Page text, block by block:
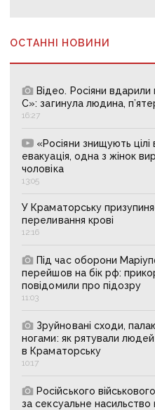
ОСТАННІ НОВИНИ
Відео. Росіяни
С»: загинула людина,
16:27
«Росіяни знищують
евакуація, одна з жінок
чоловіка
13:05
У Краматорську
переливання крові
12:16
Під час оборони
перейшов на бік рф:
повідомили про підозру
11:03
Зруйновані сходи,
ногами: як рятували людей
в Краматорську
10:17
Російського
за сексуальне